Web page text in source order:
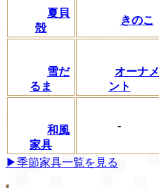
夏貝
殻
きのこ
雪だ
るま
オーナメ
ント
和風
家具
-
▶季節家具一覧を見る